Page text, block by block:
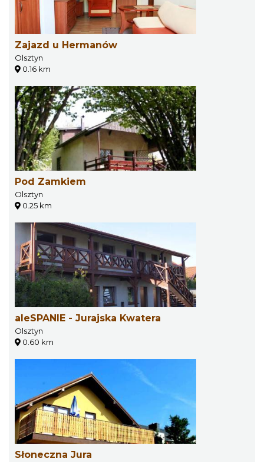
Zajazd u Hermanów
Olsztyn
0.16 km
Pod Zamkiem
Olsztyn
0.25 km
aleSPANIE - Jurajska Kwatera
Olsztyn
0.60 km
Słoneczna Jura